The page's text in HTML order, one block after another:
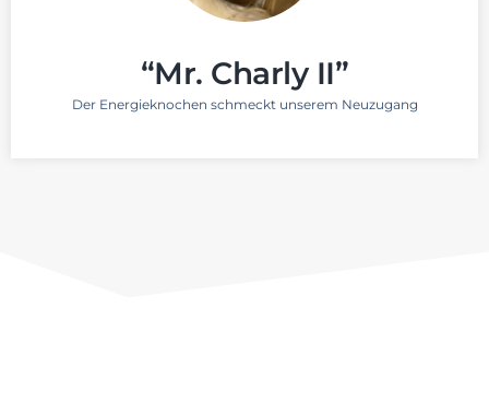
“Mr. Charly II”
Der Energieknochen schmeckt unserem Neuzugang